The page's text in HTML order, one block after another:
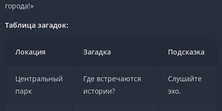
города!»
Таблица загадок:
Локация Загадка Подсказка
Центральный
парк
Где встречаются
истории?
Слушайте
эхо.